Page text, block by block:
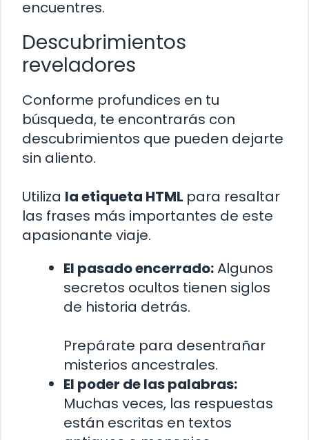
encuentres.
Descubrimientos
reveladores
Conforme profundices en tu
búsqueda, te encontrarás con
descubrimientos que pueden dejarte
sin aliento.
Utiliza la etiqueta HTML para resaltar
las frases más importantes de este
apasionante viaje.
El pasado encerrado:Algunos
secretos ocultos tienen siglos
de historia detrás.
Prepárate para desentrañar
misterios ancestrales.
El poder de las palabras:
Muchas veces, las respuestas
están escritas en textos